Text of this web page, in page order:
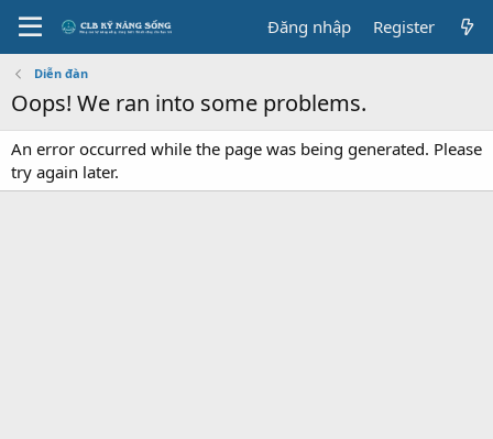
Đăng nhập Register
Diễn đàn
Oops! We ran into some problems.
An error occurred while the page was being generated. Please
try again later.